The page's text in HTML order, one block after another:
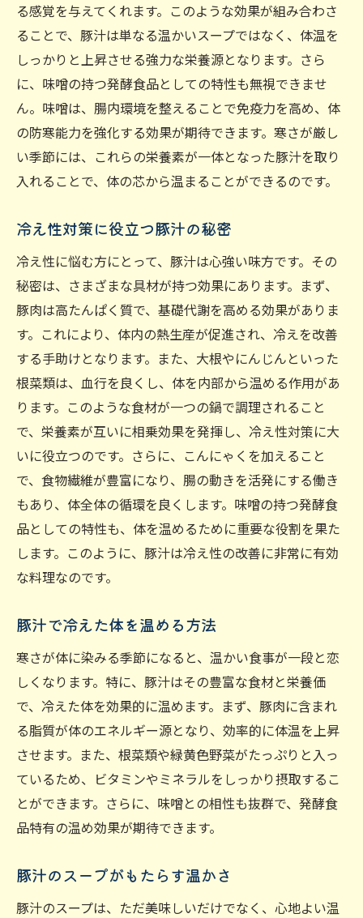
る感覚を与えてくれます。このような効果が組み合わさ
ることで、豚汁は単なる温かいスープではなく、体温を
しっかりと上昇させる強力な栄養源となります。さら
に、味噌の持つ発酵食品としての特性も無視できませ
ん。味噌は、腸内環境を整えることで免疫力を高め、体
の防寒能力を強化する効果が期待できます。寒さが厳し
い季節には、これらの栄養素が一体となった豚汁を取り
入れることで、体の芯から温まることができるのです。
冷え性対策に役立つ豚汁の秘密
冷え性に悩む方にとって、豚汁は心強い味方です。その
秘密は、さまざまな具材が持つ効果にあります。まず、
豚肉は高たんぱく質で、基礎代謝を高める効果がありま
す。これにより、体内の熱生産が促進され、冷えを改善
する手助けとなります。また、大根やにんじんといった
根菜類は、血行を良くし、体を内部から温める作用があ
ります。このような食材が一つの鍋で調理されること
で、栄養素が互いに相乗効果を発揮し、冷え性対策に大
いに役立つのです。さらに、こんにゃくを加えること
で、食物繊維が豊富になり、腸の動きを活発にする働き
もあり、体全体の循環を良くします。味噌の持つ発酵食
品としての特性も、体を温めるために重要な役割を果た
します。このように、豚汁は冷え性の改善に非常に有効
な料理なのです。
豚汁で冷えた体を温める方法
寒さが体に染みる季節になると、温かい食事が一段と恋
しくなります。特に、豚汁はその豊富な食材と栄養価
で、冷えた体を効果的に温めます。まず、豚肉に含まれ
る脂質が体のエネルギー源となり、効率的に体温を上昇
させます。また、根菜類や緑黄色野菜がたっぷりと入っ
ているため、ビタミンやミネラルをしっかり摂取するこ
とができます。さらに、味噌との相性も抜群で、発酵食
品特有の温め効果が期待できます。
豚汁のスープがもたらす温かさ
豚汁のスープは、ただ美味しいだけでなく、心地よい温